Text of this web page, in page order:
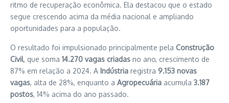
ritmo de recuperação econômica. Ela destacou que o estado
segue crescendo acima da média nacional e ampliando
oportunidades para a população.
O resultado foi impulsionado principalmente pela Construção
Civil, que soma 14.270 vagas criadas no ano, crescimento de
87% em relação a 2024. A Indústria registra 9.153 novas
vagas, alta de 28%, enquanto a Agropecuária acumula 3.187
postos, 14% acima do ano passado.